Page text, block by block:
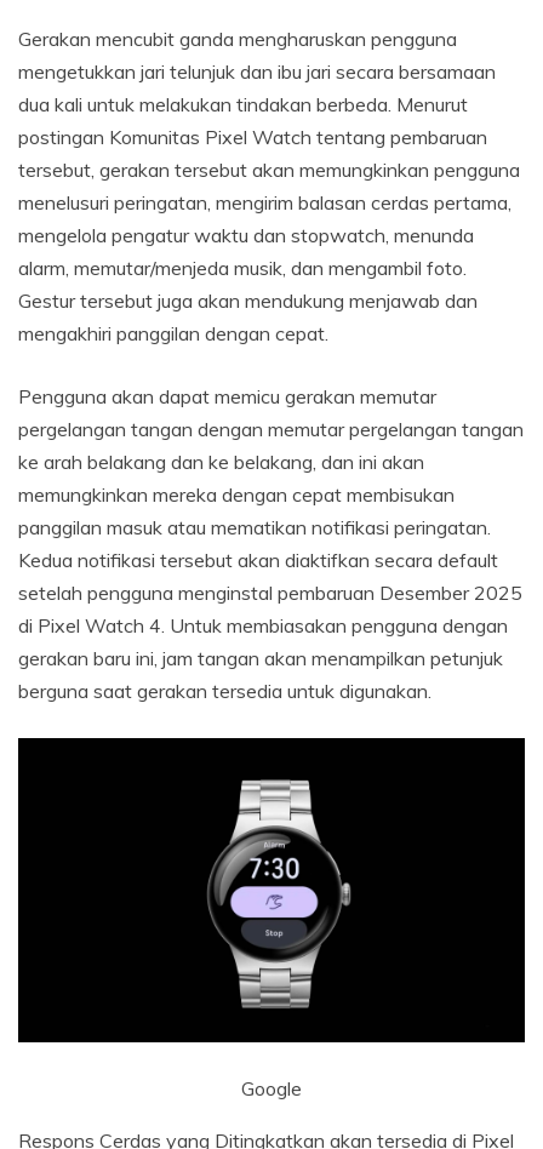
Gerakan mencubit ganda mengharuskan pengguna
mengetukkan jari telunjuk dan ibu jari secara bersamaan
dua kali untuk melakukan tindakan berbeda. Menurut
postingan Komunitas Pixel Watch tentang pembaruan
tersebut, gerakan tersebut akan memungkinkan pengguna
menelusuri peringatan, mengirim balasan cerdas pertama,
mengelola pengatur waktu dan stopwatch, menunda
alarm, memutar/menjeda musik, dan mengambil foto.
Gestur tersebut juga akan mendukung menjawab dan
mengakhiri panggilan dengan cepat.
Pengguna akan dapat memicu gerakan memutar
pergelangan tangan dengan memutar pergelangan tangan
ke arah belakang dan ke belakang, dan ini akan
memungkinkan mereka dengan cepat membisukan
panggilan masuk atau mematikan notifikasi peringatan.
Kedua notifikasi tersebut akan diaktifkan secara default
setelah pengguna menginstal pembaruan Desember 2025
di Pixel Watch 4. Untuk membiasakan pengguna dengan
gerakan baru ini, jam tangan akan menampilkan petunjuk
berguna saat gerakan tersedia untuk digunakan.
Google
Respons Cerdas yang Ditingkatkan akan tersedia di Pixel